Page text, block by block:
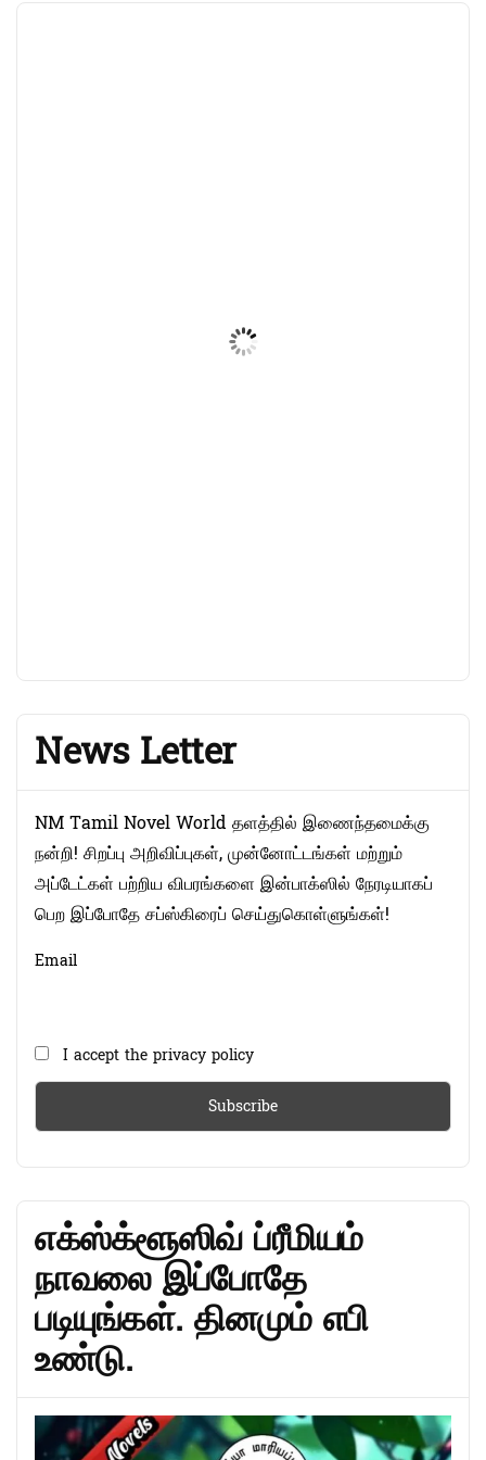
News Letter
NM Tamil Novel World தளத்தில் இணைந்தமைக்கு
நன்றி! சிறப்பு அறிவிப்புகள், முன்னோட்டங்கள் மற்றும்
அப்டேட்கள் பற்றிய விபரங்களை இன்பாக்ஸில் நேரடியாகப்
பெற இப்போதே சப்ஸ்கிரைப் செய்துகொள்ளுங்கள்!
Email
I accept the privacy policy
எக்ஸ்க்ளூஸிவ் ப்ரீமியம்
நாவலை இப்போதே
படியுங்கள். தினமும் எபி
உண்டு.